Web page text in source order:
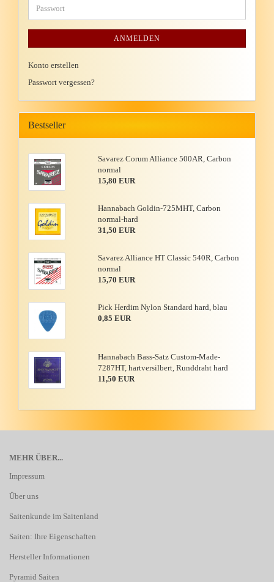
ANMELDEN
Konto erstellen
Passwort vergessen?
Bestseller
Sa­va­rez Corum Al­li­an­ce 500AR, Car­bon
nor­mal
15,80 EUR
Han­n­a­bach Goldin-​725MHT, Car­bon
normal-​hard
31,50 EUR
Sa­va­rez Al­li­an­ce HT Clas­sic 540R, Car­bon
nor­mal
15,70 EUR
Pick Her­dim Nylon Stan­dard hard, blau
0,85 EUR
Han­n­a­bach Bass-​Satz Custom-​Made-
7287HT, hart­ver­sil­bert, Rund­draht hard
11,50 EUR
MEHR ÜBER...
Impressum
Über uns
Saitenkunde im Saitenland
Saiten: Ihre Eigenschaften
Hersteller Informationen
Pyramid Saiten